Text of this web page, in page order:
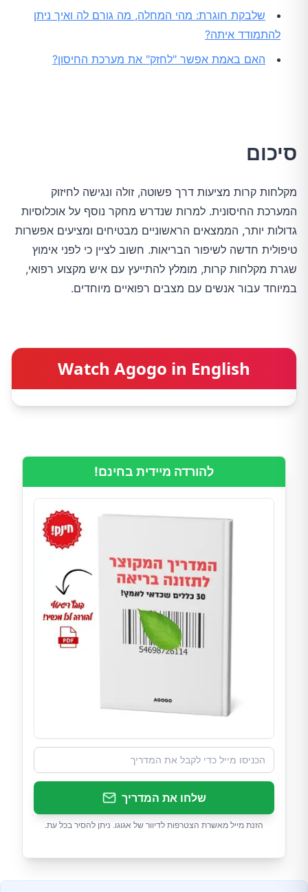
שלבקת חוגרת: מהי המחלה, מה גורם לה ואיך ניתן
להתמודד איתה?
האם באמת אפשר "לחזק" את מערכת החיסון?
סיכום
מקלחות קרות מציעות דרך פשוטה, זולה ונגישה לחיזוק
המערכת החיסונית. למרות שנדרש מחקר נוסף על אוכלוסיות
גדולות יותר, הממצאים הראשוניים מבטיחים ומציעים אפשרות
טיפולית חדשה לשיפור הבריאות. חשוב לציין כי לפני אימוץ
שגרת מקלחות קרות, מומלץ להתייעץ עם איש מקצוע רפואי,
במיוחד עבור אנשים עם מצבים רפואיים מיוחדים.
Watch Agogo in English
להורדה מיידית בחינם!
שלחו את המדריך
הזנת מייל מאשרת הצטרפות לדיוור של אגוגו. ניתן להסיר בכל עת.